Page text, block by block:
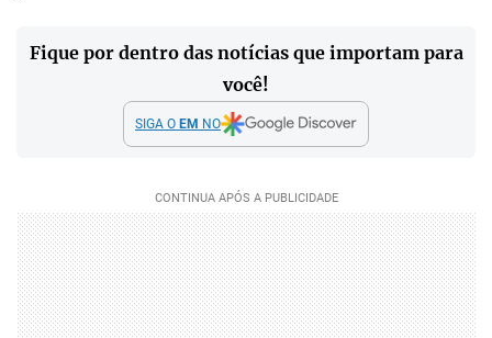
Fique por dentro das notícias que importam para
você!
SIGA O EM NO